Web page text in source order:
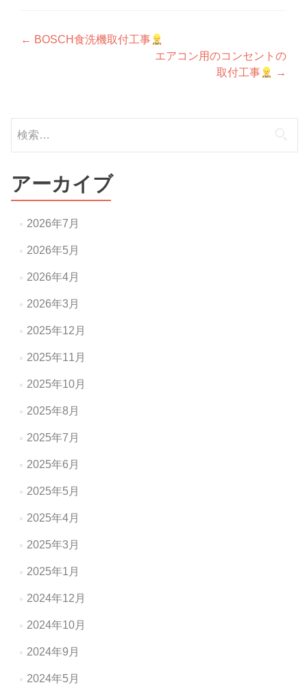
投
ビ
ゲ
シ
ン
← BOSCH食洗機取付工事
エアコン用のコンセントの
取付工事
→
索:
アーカイブ
2026年7月
2026年5月
2026年4月
2026年3月
2025年12月
2025年11月
2025年10月
2025年8月
2025年7月
2025年6月
2025年5月
2025年4月
2025年3月
2025年1月
2024年12月
2024年10月
2024年9月
2024年5月